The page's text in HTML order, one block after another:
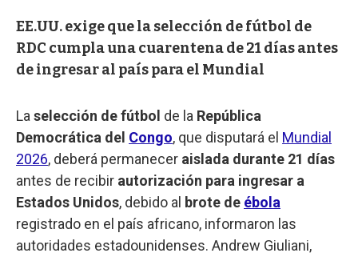
EE.UU. exige que la selección de fútbol de
RDC cumpla una cuarentena de 21 días antes
de ingresar al país para el Mundial
La selección de fútbol de la República
Democrática del Congo, que disputará el Mundial
2026, deberá permanecer aislada durante 21 días
antes de recibir autorización para ingresar a
Estados Unidos, debido al brote de ébola
registrado en el país africano, informaron las
autoridades estadounidenses. Andrew Giuliani,